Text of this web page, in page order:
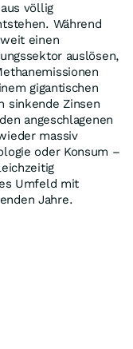
völlig
Während
einen
auslösen,
gigantischen
sinkende Zinsen
angeschlagenen
massiv
oder Konsum –
Umfeld mit
Jahre.